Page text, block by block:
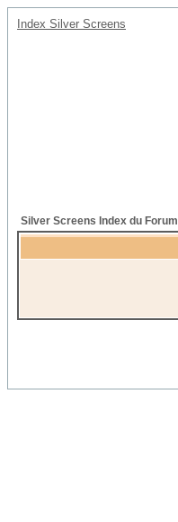
Index Silver Screens
Silver Screens Index du Forum